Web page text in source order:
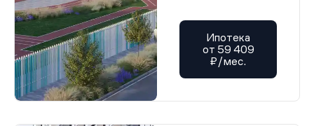
Ипотека
от 59 409
₽/мес.